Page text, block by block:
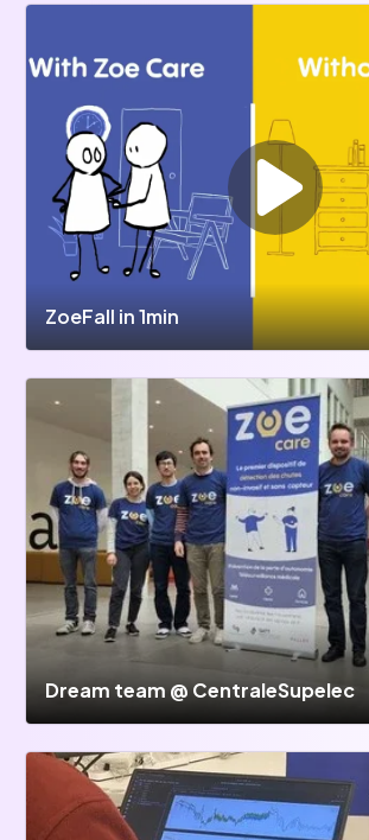
ZoeFall in 1min
Dream team @ CentraleSupelec